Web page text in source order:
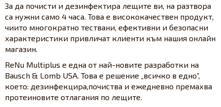
За да почисти и дезинфектира лещите ви, на разтвора
са нужни само 4 часа. Това е висококачествен продукт,
чиито многократно тествани, ефективни и безопасни
характеристики привличат клиенти към нашия онлайн
магазин.
ReNu Multiplus е една от най-новите разработки на
Bausch & Lomb USA. Това е решение „всичко в едно”,
което: дезинфекцира,почиства и ежедневно премахва
протеиновите отлагания по лещите.